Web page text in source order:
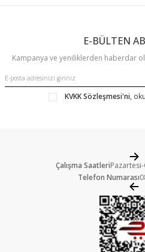
ürünlerini inceleyebilirsiniz. Hem
satın alabilirsiniz. Erkek polar
değil sevdiklerinize de hediye
Polar kumaş ile üretilen giysiler
alerjiktir. İnsan vücudu için sağlıklı
öncelikle içinde rahat edeceğiniz
Erkek eşofman türlerinde erkek
ya da alt üst ayrı ayrı giyilebilir.
takımı üst grubunda tam ya da
fermuarlı polarları tişört ya da çok
basic tişörtlerle de giymek
üst eşofman modelleri de polar
E-BÜLTEN
Kampanya ve yeniliklerden haberdar
KVKK Sözleşmesi'ni,
Çalışma Saatleri
Telefon Numarası